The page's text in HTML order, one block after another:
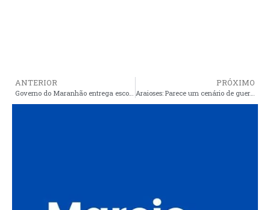
ANTERIOR PRÓXIMO
Araioses: Parece um cenário de guerra, mas é só má gestão e irresponsabilidade do prefeito Neto Carvalho